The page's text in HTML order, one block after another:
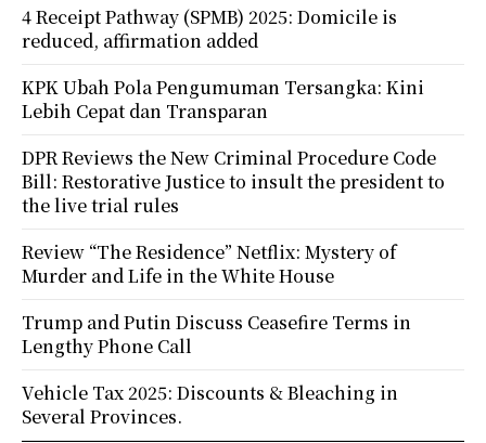
4 Receipt Pathway (SPMB) 2025: Domicile is
reduced, affirmation added
KPK Ubah Pola Pengumuman Tersangka: Kini
Lebih Cepat dan Transparan
DPR Reviews the New Criminal Procedure Code
Bill: Restorative Justice to insult the president to
the live trial rules
Review “The Residence” Netflix: Mystery of
Murder and Life in the White House
Trump and Putin Discuss Ceasefire Terms in
Lengthy Phone Call
Vehicle Tax 2025: Discounts & Bleaching in
Several Provinces.